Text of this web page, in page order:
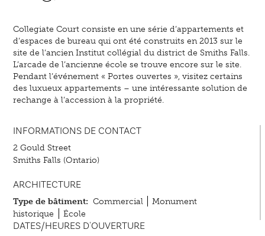
Collegiate Court consiste en une série d’appartements et
d’espaces de bureau qui ont été construits en 2013 sur le
site de l’ancien Institut collégial du district de Smiths Falls.
L’arcade de l’ancienne école se trouve encore sur le site.
Pendant l’événement « Portes ouvertes », visitez certains
des luxueux appartements – une intéressante solution de
rechange à l’accession à la propriété.
INFORMATIONS DE CONTACT
2 Gould Street
Smiths Falls (Ontario)
ARCHITECTURE
Type de bâtiment: Commercial
Monument
historique
École
DATES/HEURES D'OUVERTURE